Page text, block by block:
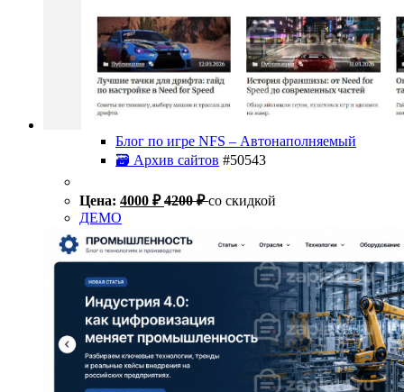
Блог по игре NFS – Автонаполняемый
🗃 Архив сайтов #50543
Цена: 4000 ₽ 4200₽ со скидкой
ДЕМО